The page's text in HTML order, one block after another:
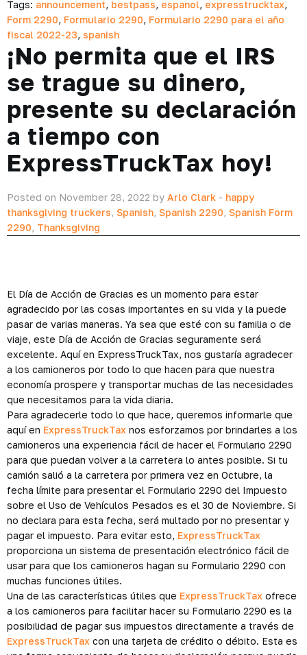
Tags: announcement, bestpass, espanol, expresstrucktax,
Form 2290, Formulario 2290, Formulario 2290 para el año
fiscal 2022-23, spanish
¡No permita que el IRS
se trague su dinero,
presente su declaración
a tiempo con
ExpressTruckTax hoy!
Posted on November 28, 2022 by Arlo Clark - happy
thanksgiving truckers, Spanish, Spanish 2290, Spanish Form
2290, Thanksgiving
El Día de Acción de Gracias es un momento para estar
agradecido por las cosas importantes en su vida y la puede
pasar de varias maneras. Ya sea que esté con su familia o de
viaje, este Día de Acción de Gracias seguramente será
excelente. Aquí en ExpressTruckTax, nos gustaría agradecer
a los camioneros por todo lo que hacen para que nuestra
economía prospere y transportar muchas de las necesidades
que necesitamos para la vida diaria.
Para agradecerle todo lo que hace, queremos informarle que
aquí en ExpressTruckTax nos esforzamos por brindarles a los
camioneros una experiencia fácil de hacer el Formulario 2290
para que puedan volver a la carretera lo antes posible. Si tu
camión salió a la carretera por primera vez en Octubre, la
fecha límite para presentar el Formulario 2290 del Impuesto
sobre el Uso de Vehículos Pesados ​​es el 30 de Noviembre. Si
no declara para esta fecha, será multado por no presentar y
pagar el impuesto. Para evitar esto, ExpressTruckTax
proporciona un sistema de presentación electrónico fácil de
usar para que los camioneros hagan su Formulario 2290 con
muchas funciones útiles.
Una de las características útiles que ExpressTruckTax ofrece
a los camioneros para facilitar hacer su Formulario 2290 es la
posibilidad de pagar sus impuestos directamente a través de
ExpressTruckTax con una tarjeta de crédito o débito. Esta es